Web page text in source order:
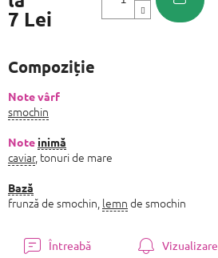
7 Lei
Compoziție
Note vârf
smochin
Note inimă
caviar, tonuri de mare
Bază
frunză de smochin, lemn de smochin
Întreabă Vizualizare